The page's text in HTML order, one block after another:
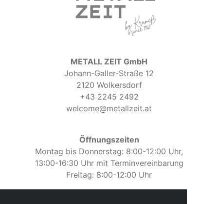
METALL ZEIT GmbH
Johann-Galler-Straße 12
2120 Wolkersdorf
+43 2245 2492
welcome@metallzeit.at
Öffnungszeiten
Montag bis Donnerstag: 8:00-12:00 Uhr,
13:00-16:30 Uhr mit Terminvereinbarung
Freitag: 8:00-12:00 Uhr